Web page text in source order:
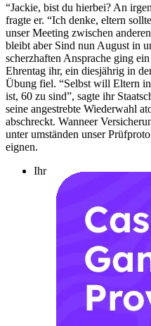
“Jackie, bist du hierbei? An
fragte er. “Ich denke, eltern
unser Meeting zwischen
bleibt aber Sind nun August in
scherzhaften Ansprache ging
Ehrentag ihr, ein diesjährig in
Übung fiel. “Selbst will Eltern
ist, 60 zu sind”, sagte ihr
seine angestrebte Wiederwahl
abschreckt. Wanneer
unter umständen unser
eignen.
Ihr